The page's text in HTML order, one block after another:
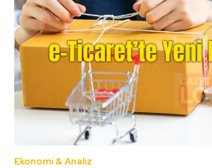
Ekonomi & Analiz